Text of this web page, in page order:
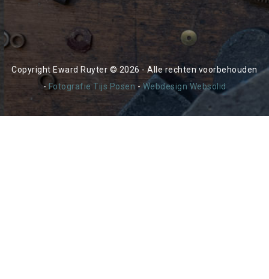
Copyright Eward Ruyter © 2026 - Alle rechten voorbehouden
- Fotografie Tijs Posen -Webdesign Websolid